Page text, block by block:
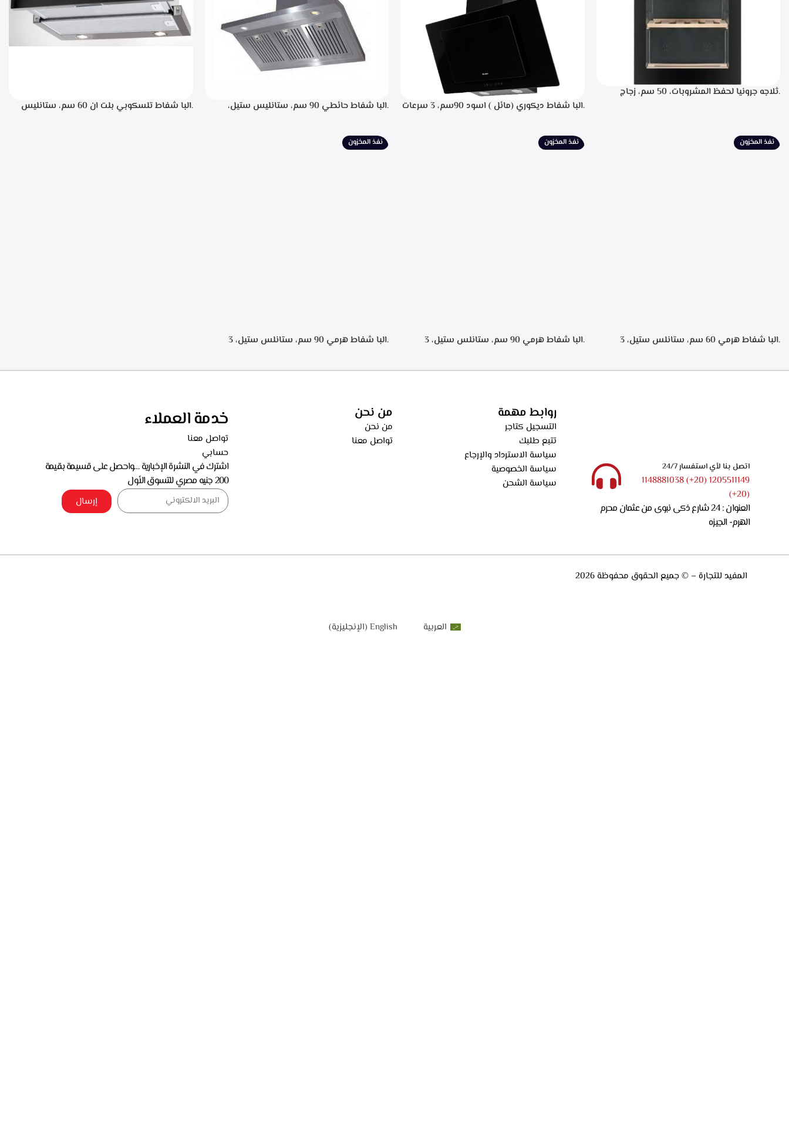
.ثلاجه جرونيا لحفظ المشروبات، 50 سم، زجاج
.البا شفاط ديكوري (مائل ) اسود 90سم، 3 سرعات
الطهي، فلاتر معدنيه لحجز الدهون من الابخره، قوه
.البا شفاط حائطي 90 سم، ستانليس ستيل،
.البا شفاط تلسكوبي بلت ان 60 سم، ستانليس
نفذ المخزون
.البا شفاط هرمي 60 سم، ستانلس ستيل، 3
نفذ المخزون
.البا شفاط هرمي 90 سم، ستانلس ستيل، 3
نفذ المخزون
.البا شفاط هرمي 90 سم، ستانلس ستيل، 3
اتصل بنا لأي استفسار 24/7
1205511149 (20+) 1148881038
(20+)
العنوان : 24 شارع ذكى نبوى من عثمان محرم
الهرم- الجيزه
روابط مهمة
التسجيل كتاجر
تتبع طلبك
سياسة الاسترداد والإرجاع
سياسة الخصوصية
سياسة الشحن
من نحن
من نحن
تواصل معنا
خدمة العملاء
تواصل معنا
حسابي
اشترك في النشرة الإخبارية …واحصل على قسيمة بقيمة
200 جنيه مصري للتسوق الأول
إرسال
المفيد للتجارة – © جميع الحقوق محفوظة 2026
العربية English
(الإنجليزية)